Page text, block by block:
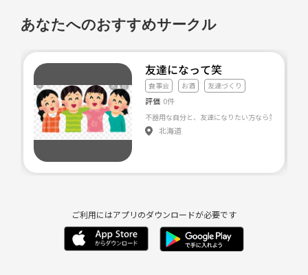
若くないです！
よろしくお願いします✨
(宗教、マルチ、ネットワークビジネス、自社商品購入等
の勧誘する人はごめんなさい。）
🍀＠eByLHnさんのトークルーム【検ブサ】からサークル登録された方
で、ビリヤードに興味ない方は、そちらのサークルへ移行して下さいね
あなたへのおすすめサークル
友達になって笑
食事会 お酒 友達づくり
評価 0件
北海道
ご利用にはアプリのダウンロードが必要です